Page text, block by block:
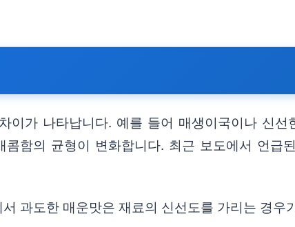
가 나타납니다. 예를 들어 매생이국이나 신선
함의 균형이 변화합니다. 최근 보도에서 언급
과도한 매운맛은 재료의 신선도를 가리는 경우